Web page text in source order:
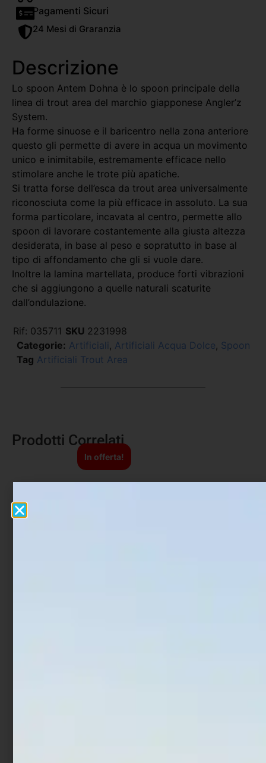
Pagamenti Sicuri
24 Mesi di Graranzia
Descrizione
Lo spoon Antem Dohna è lo spoon principale della
linea di trout area del marchio giapponese Angler’z
System.
Ha forme sinuose e il baricentro nella zona anteriore
questo gli permette di avere in acqua un movimento
unico e inimitabile, estremamente efficace nello
stimolare anche le trote più apatiche.
Si tratta forse dell’esca da trout area universalmente
riconosciuta come la più efficace in assoluto. La sua
forma particolare, incavata al centro, permette allo
spoon di lavorare costantemente alla giusta altezza
desiderata, in base al peso e sopratutto in base al
tipo di affondamento che gli si vuole dare.
Inoltre la lamina martellata, produce forti vibrazioni
che si aggiungono a quelle naturali scaturite
dall’ondulazione.
Rif: 035711 SKU 2231998
Categorie: Artificiali , Artificiali Acqua Dolce, Spoon
Tag Artificiali Trout Area
Prodotti Correlati
In offerta!